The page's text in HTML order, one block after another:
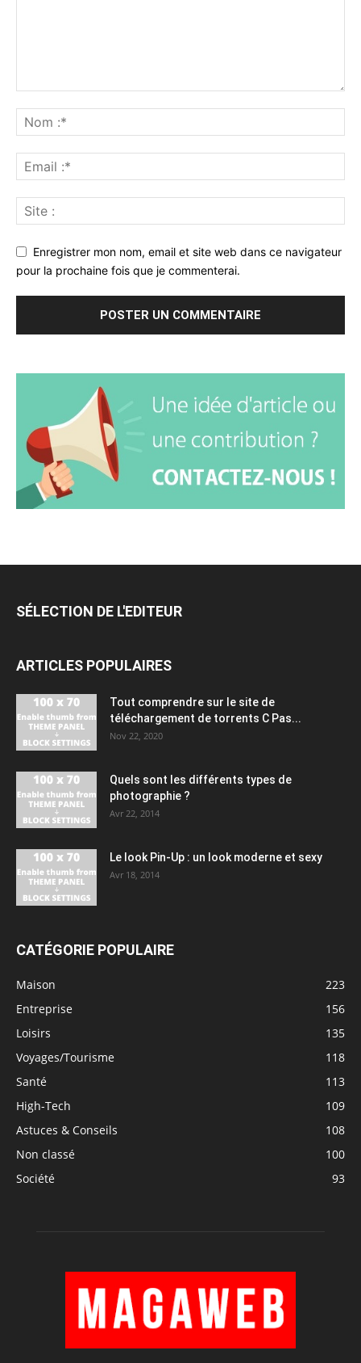
Enregistrer mon nom, email et site web dans ce navigateur
pour la prochaine fois que je commenterai.
SÉLECTION DE L'EDITEUR
ARTICLES POPULAIRES
Tout comprendre sur le site de
téléchargement de torrents C Pas...
Nov 22, 2020
Quels sont les différents types de
photographie ?
Avr 22, 2014
Le look Pin-Up : un look moderne et sexy
Avr 18, 2014
CATÉGORIE POPULAIRE
Maison
223
Entreprise
156
Loisirs
135
Voyages/Tourisme
118
Santé
113
High-Tech
109
Astuces & Conseils
108
Non classé
100
Société
93